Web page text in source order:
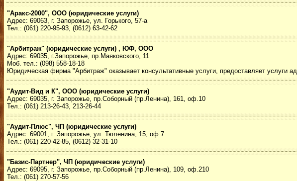
"Аракс-2000", ООО (юридические услуги)
Адрес: 69063, г. Запорожье, ул. Горького, 57-а
Тел.: (061) 220-95-93, (0612) 63-42-62
"Арбитраж" (юридические услуги) , ЮФ, ООО
Адрес: 69035, г.Запорожье, пр.Маяковского, 11
Моб. тел.: (098) 558-18-18
Юридическая фирма "Арбитраж" оказывает консультативные услуги, предоставляет услуги
"Аудит-Вид и К", ООО (юридические услуги)
Адрес: 69035, г. Запорожье, пр.Соборный (пр.Ленина), 161, оф.10
Тел.: (061) 213-26-43, 213-26-44
"Аудит-Плюс", ЧП (юридические услуги)
Адрес: 69001, г. Запорожье, ул. Тюленина, 15, оф.7
Тел.: (061) 220-42-85, (0612) 32-31-10
"Базис-Партнер", ЧП (юридические услуги)
Адрес: 69095, г. Запорожье, пр.Соборный (пр.Ленина), 109, оф.210
Тел.: (061) 270-57-56